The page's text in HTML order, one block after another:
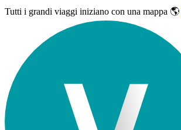
Tutti i grandi viaggi iniziano con una mappa 🌎